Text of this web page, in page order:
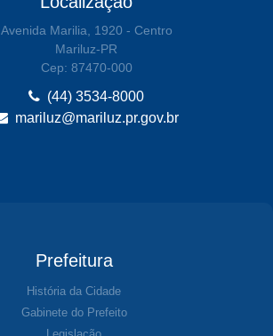
Avenida Marilia, 1920 - Centro
Mariluz-PR
Cep: 87470-000
(44) 3534-8000
mariluz@mariluz.pr.gov.br
Prefeitura
História da Cidade
Gabinete do Prefeito